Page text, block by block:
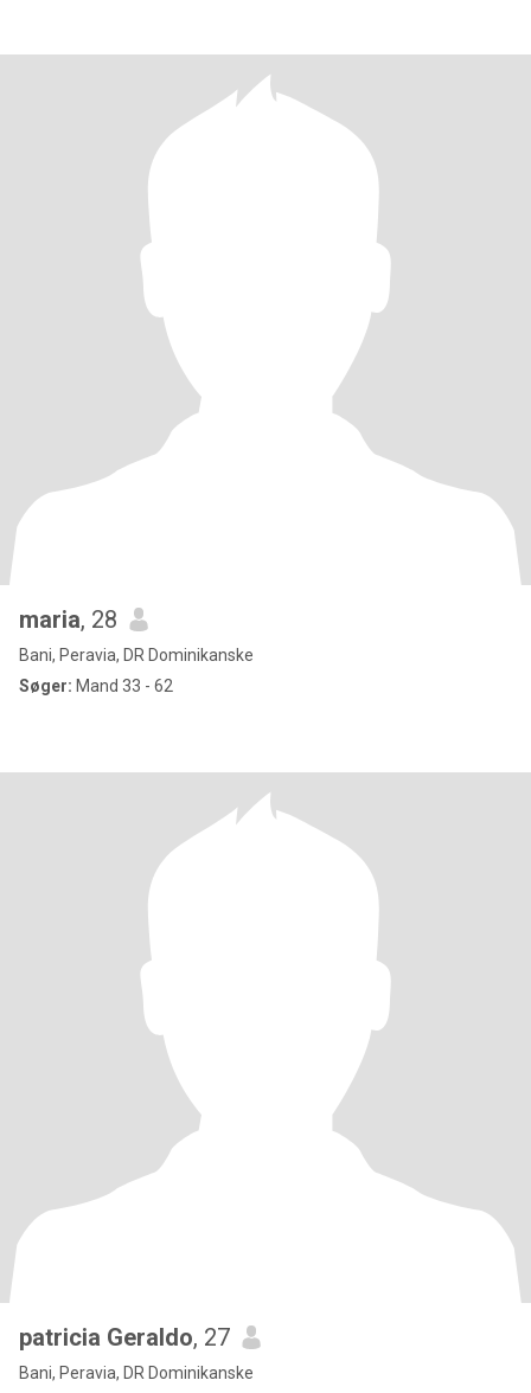
maria, 28
Bani, Peravia, DR Dominikanske
Søger: Mand 33 - 62
patricia Geraldo, 27
Bani, Peravia, DR Dominikanske